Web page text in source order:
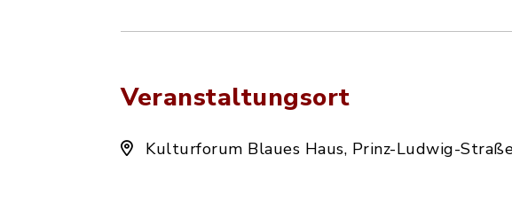
Veranstaltungsort
Kulturforum Blaues Haus, Prinz-Ludwig-